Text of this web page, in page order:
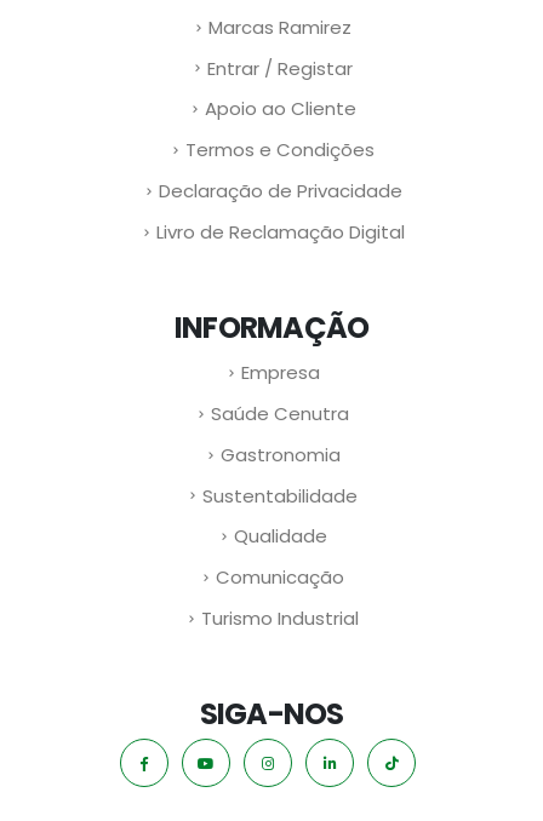
Marcas Ramirez
Entrar / Registar
Apoio ao Cliente
Termos e Condições
Declaração de Privacidade
Livro de Reclamação Digital
INFORMAÇÃO
Empresa
Saúde Cenutra
Gastronomia
Sustentabilidade
Qualidade
Comunicação
Turismo Industrial
SIGA-NOS